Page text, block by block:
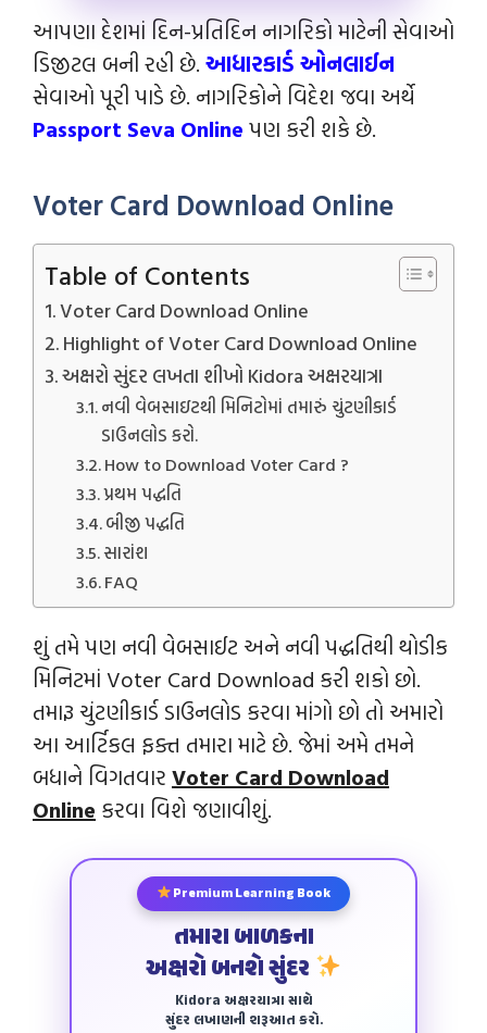
આપણા દેશમાં દિન-પ્રતિદિન નાગરિકો માટેની સેવાઓ
ડિજીટલ બની રહી છે. આધારકાર્ડ ઓનલાઈન
સેવાઓ પૂરી પાડે છે. નાગરિકોને વિદેશ જવા અર્થે
Passport Seva Online પણ કરી શકે છે.
Voter Card Download Online
Table of Contents
Voter Card Download Online
Highlight of Voter Card Download Online
અક્ષરો સુંદર લખતા શીખો Kidora અક્ષરયાત્રા
નવી વેબસાઇટથી મિનિટોમાં તમારું ચુંટણીકાર્ડ
ડાઉનલોડ કરો.
How to Download Voter Card ?
પ્રથમ પદ્ધતિ
બીજી પદ્ધતિ
સારાંશ
FAQ
શું તમે પણ નવી વેબસાઈટ અને નવી પદ્ધતિથી થોડીક
મિનિટમાં Voter Card Download કરી શકો છો.
તમારૂ ચુંટણીકાર્ડ ડાઉનલોડ કરવા માંગો છો તો અમારો
આ આર્ટિકલ ફક્ત તમારા માટે છે. જેમાં અમે તમને
બધાને વિગતવાર Voter Card Download
Online કરવા વિશે જણાવીશું.
Premium Learning Book
તમારા બાળકના
અક્ષરો બનશે સુંદર
Kidora અક્ષરયાત્રા સાથે
સુંદર લખાણની શરૂઆત કરો.